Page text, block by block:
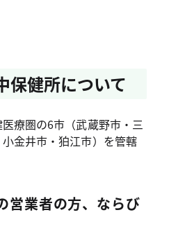
保健所について
療圏の6市（武蔵野市・三
金井市・狛江市）を管轄
営業者の方、ならび